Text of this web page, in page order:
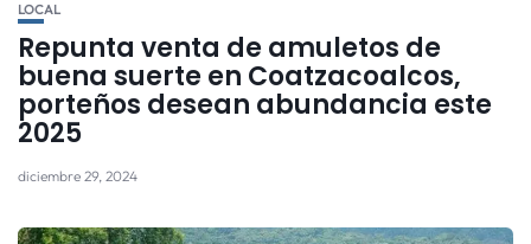
LOCAL
Repunta venta de amuletos de
buena suerte en Coatzacoalcos,
porteños desean abundancia este
2025
diciembre 29, 2024